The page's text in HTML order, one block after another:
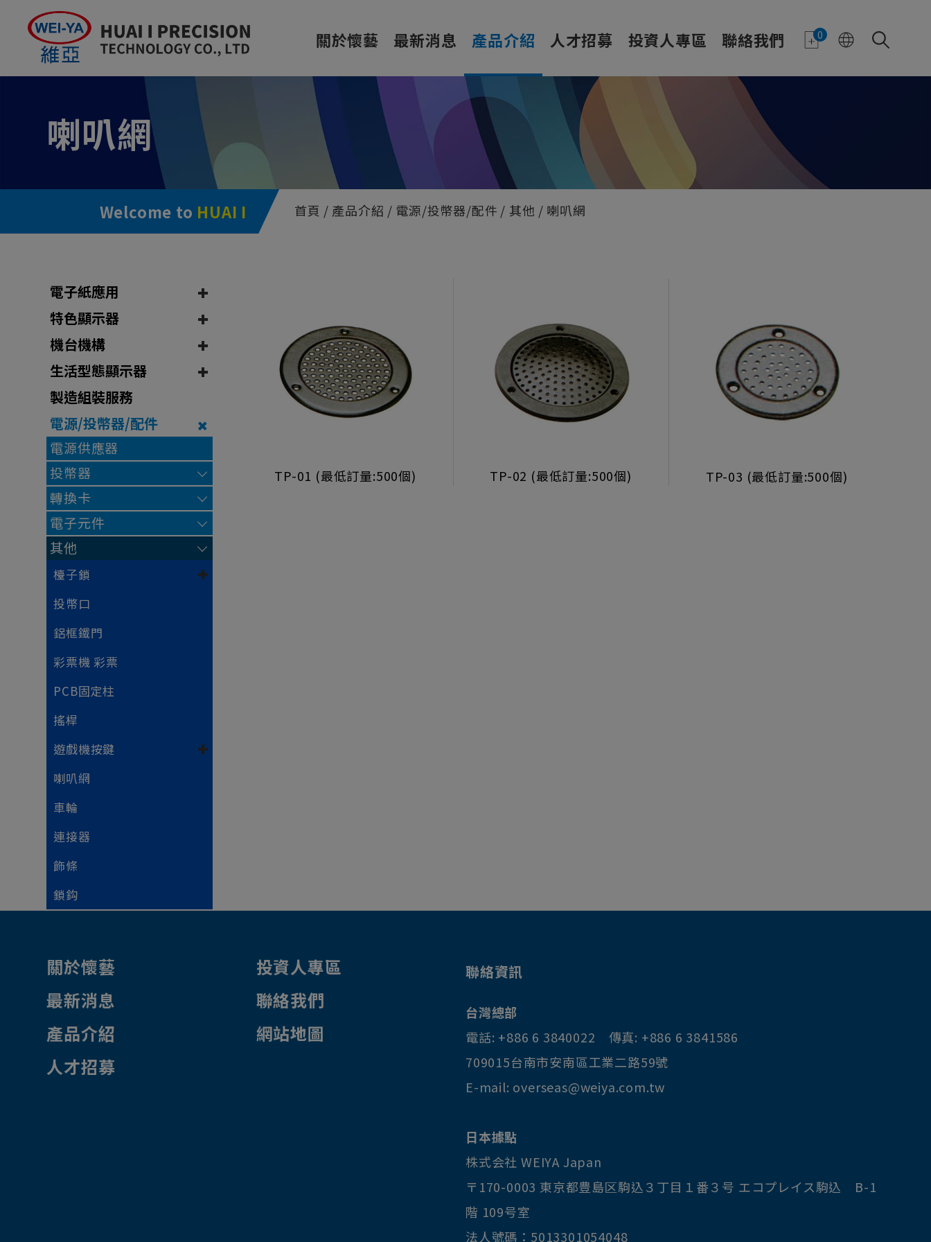
0
關於懷藝 最新消息 產品介紹 人才招募 投資人專區 聯絡我們
喇叭網
Welcome to HUAI I 首頁 產品介紹 電源/投幣器/配件 其他 喇叭網
電子紙應用
特色顯示器
機台機構
生活型態顯示器
製造組裝服務
電源/投幣器/配件
電源供應器
投幣器
轉換卡
電子元件
其他
檯子鎖
投幣口
鋁框鐵門
彩票機 彩票
PCB固定柱
搖桿
遊戲機按鍵
喇叭網
車輪
連接器
飾條
鎖鈎
TP-01 (最低訂量:500個) TP-02 (最低訂量:500個) TP-03 (最低訂量:500個)
關於懷藝
最新消息
產品介紹
人才招募
投資人專區
聯絡我們
網站地圖
聯絡資訊
台灣總部
電話: +886 6 3840022 傳真: +886 6 3841586
709015台南市安南區工業二路59號
E-mail: overseas@weiya.com.tw
日本據點
株式会社 WEIYA Japan
〒170-0003 東京都豊島区駒込３丁目１番３号 エコプレイス駒込 B-1
階 109号室
法人號碼：5013301054048
Cookie管理面板